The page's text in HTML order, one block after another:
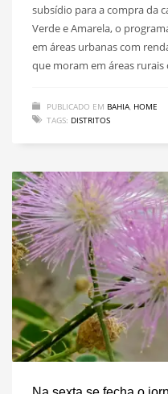
subsídio para a compra da
Verde e Amarela, o
em áreas urbanas com
que moram em áreas
PUBLICADO EM BAHIA, HOME
TAGS: DISTRITOS